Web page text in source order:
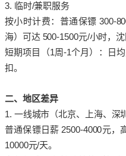
3. 临时/兼职服务
按小时计费：普通保镖 300-
海）可达 500-1500元/小时，
短期项目（1周-1个月）：日
扣。
二、地区差异
1. 一线城市（北京、上海、深
普通保镖日薪 2500-4000元，
10000元/天。